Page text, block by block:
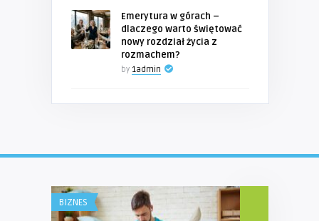
Emerytura w górach –
dlaczego warto świętować
nowy rozdział życia z
rozmachem?
by 1admin
BIZNES